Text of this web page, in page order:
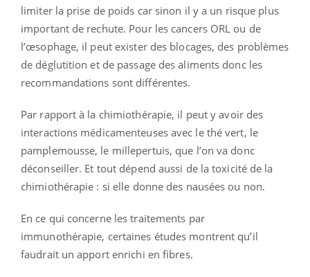
limiter la prise de poids car sinon il y a un risque plus
important de rechute. Pour les cancers ORL ou de
l’œsophage, il peut exister des blocages, des problèmes
de déglutition et de passage des aliments donc les
recommandations sont différentes.
Par rapport à la chimiothérapie, il peut y avoir des
interactions médicamenteuses avec le thé vert, le
pamplemousse, le millepertuis, que l’on va donc
déconseiller. Et tout dépend aussi de la toxicité de la
chimiothérapie : si elle donne des nausées ou non.
En ce qui concerne les traitements par
immunothérapie, certaines études montrent qu’il
faudrait un apport enrichi en fibres.